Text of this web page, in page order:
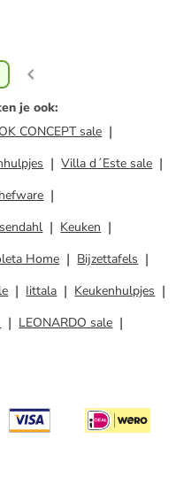
je ook:
CONCEPT sale
Villa d´Este sale
Keuken
Home
Bijzettafels
Iittala
Keukenhulpjes
LEONARDO sale